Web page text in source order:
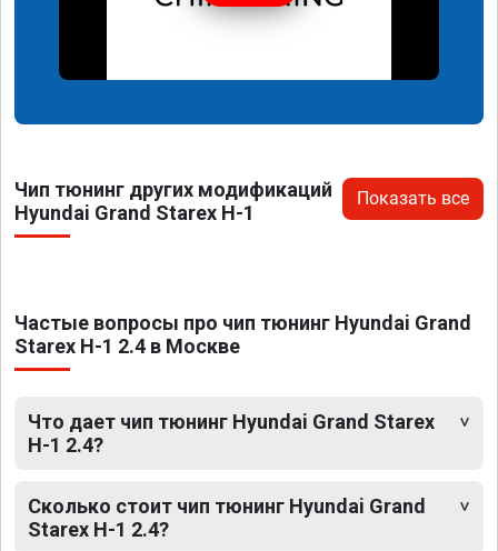
Чип тюнинг других модификаций
Hyundai Grand Starex H-1
Показать все
Частые вопросы про чип тюнинг Hyundai Grand
Starex H-1 2.4 в Москве
Что дает чип тюнинг Hyundai Grand Starex
H-1 2.4?
Сколько стоит чип тюнинг Hyundai Grand
Starex H-1 2.4?